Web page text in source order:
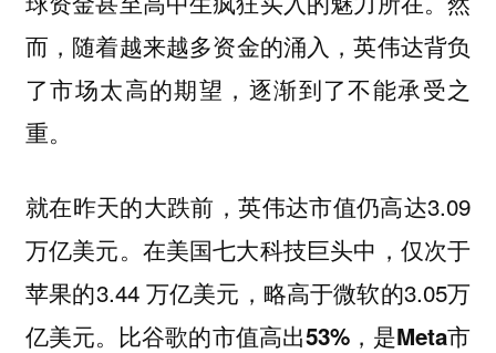
而， 随着越来越多资金的涌入，英伟达背负
了市场太高的期望，逐渐到了不能承受之
重。
就在昨天的大跌前，英伟达市值仍高达3.09
万亿美元。在美国七大科技巨头中，仅次于
苹果的3.44 万亿美元，略高于微软的3.05万
亿美元。 比谷歌的市值高出53%，是Meta市